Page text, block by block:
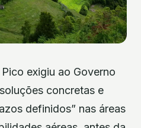
exigiu ao Governo
concretas e
definidos” nas áreas